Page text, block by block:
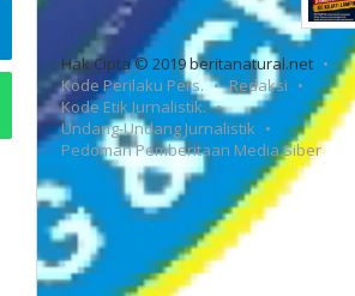
Hak Cipta © 2019 beritanatural.net
Kode Perilaku Pers.
Redaksi
Kode Etik Jurnalistik.
Undang-Undang Jurnalistik
Pedoman Pemberitaan Media Siber